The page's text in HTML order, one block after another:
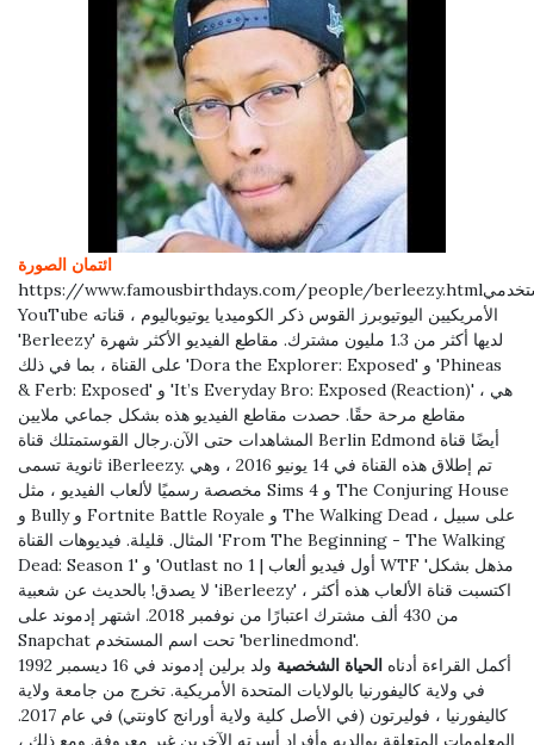
ائتمان الصورة
https://www.famousbirthdays.com/people/berleezy.htmlمستخدمي
YouTube الأمريكيين اليوتيوبرز القوس ذكر الكوميديا ​​يوتيوباليوم ، قناته
'Berleezy' لديها أكثر من 1.3 مليون مشترك. مقاطع الفيديو الأكثر شهرة
على القناة ، بما في ذلك 'Dora the Explorer: Exposed' و 'Phineas
& Ferb: Exposed' و 'It’s Everyday Bro: Exposed (Reaction)' ، هي
مقاطع مرحة حقًا. حصدت مقاطع الفيديو هذه بشكل جماعي ملايين
المشاهدات حتى الآن.رجال القوستمتلك قناة Berlin Edmond أيضًا قناة
ثانوية تسمى iBerleezy. تم إطلاق هذه القناة في 14 يونيو 2016 ، وهي
مخصصة رسميًا لألعاب الفيديو ، مثل Sims 4 و The Conjuring House
و Bully و Fortnite Battle Royale و The Walking Dead ، على سبيل
المثال. قليلة. فيديوهات القناة 'From The Beginning - The Walking
Dead: Season 1' و 'Outlast no 1 | أول فيديو ألعاب WTF 'مذهل بشكل
لا يصدق! بالحديث عن شعبية 'iBerleezy' ، اكتسبت قناة الألعاب هذه أكثر
من 430 ألف مشترك اعتبارًا من نوفمبر 2018. اشتهر إدموند على
Snapchat تحت اسم المستخدم 'berlinedmond'.
أكمل القراءة أدناه الحياة الشخصية
ولد برلين إدموند في 16 ديسمبر 1992
في ولاية كاليفورنيا بالولايات المتحدة الأمريكية. تخرج من جامعة ولاية
كاليفورنيا ، فوليرتون (في الأصل كلية ولاية أورانج كاونتي) في عام 2017.
المعلومات المتعلقة بوالديه وأفراد أسرته الآخرين غير معروفة. ومع ذلك ،